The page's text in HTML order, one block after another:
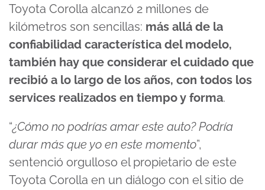
Toyota Corolla alcanzó 2 millones de
kilómetros son sencillas: más allá de la
confiabilidad característica del modelo,
también hay que considerar el cuidado que
recibió a lo largo de los años, con todos los
services realizados en tiempo y forma.
“¿Cómo no podrías amar este auto? Podría
durar más que yo en este momento”,
sentenció orgulloso el propietario de este
Toyota Corolla en un diálogo con el sitio de